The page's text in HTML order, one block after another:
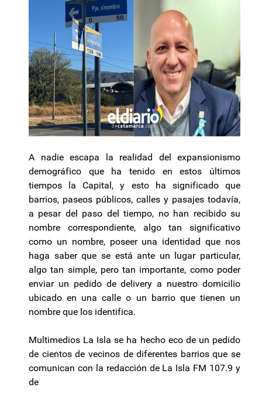
A nadie escapa la realidad del expansionismo
demográfico que ha tenido en estos últimos
tiempos la Capital, y esto ha significado que
barrios, paseos públicos, calles y pasajes todavía,
a pesar del paso del tiempo, no han recibido su
nombre correspondiente, algo tan significativo
como un nombre, poseer una identidad que nos
haga saber que se está ante un lugar particular,
algo tan simple, pero tan importante, como poder
enviar un pedido de delivery a nuestro domicilio
ubicado en una calle o un barrio que tienen un
nombre que los identifica.
Multimedios La Isla se ha hecho eco de un pedido
de cientos de vecinos de diferentes barrios que se
comunican con la redacción de La Isla FM 107.9 y
de